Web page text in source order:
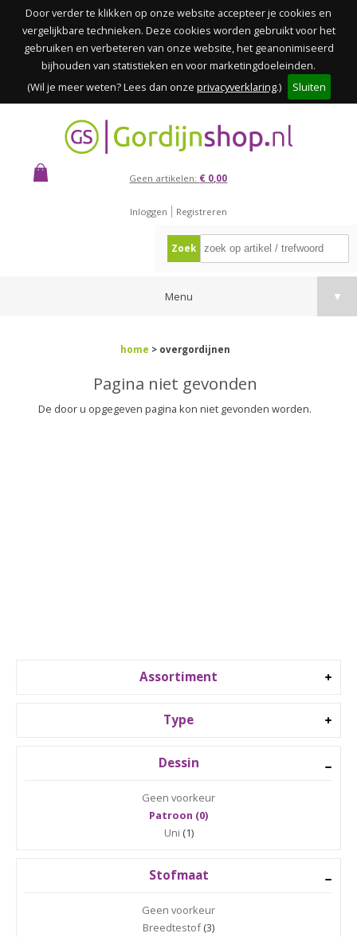
Door verder te klikken op onze website accepteer je cookies en
vergelijkbare technieken. Deze cookies worden gebruikt voor het
gebruiken en verbeteren van onze website, het geanonimiseerd
bijhouden van statistieken en voor marketingdoeleinden.
(Wil je meer weten? Lees dan onze privacyverklaring.) Sluiten
Geen artikelen: € 0,00
Inloggen Registreren
Zoek
Menu ▼
Assortiment
Type
Dessin
Geen voorkeur
Patroon (0)
Uni (1)
Stofmaat
Geen voorkeur
Breedtestof(3)
home > overgordijnen
Pagina niet gevonden
De door u opgegeven pagina kon niet gevonden worden.